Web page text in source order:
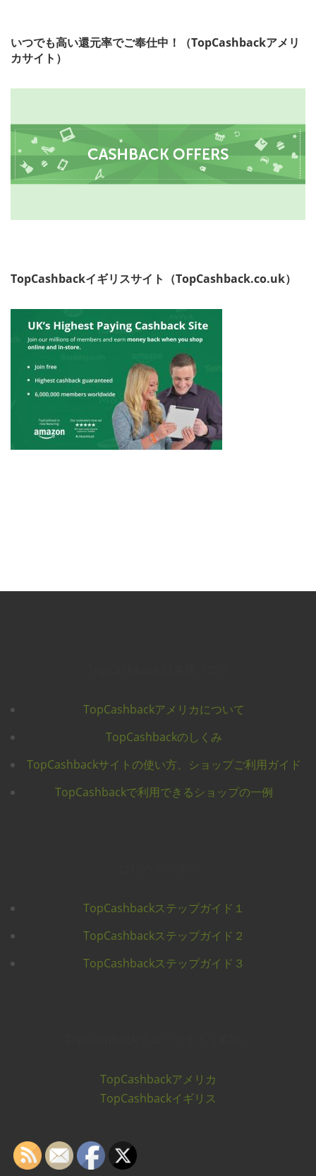
いつでも高い還元率でご奉仕中！（TopCashbackアメリ
カサイト）
TopCashbackイギリスサイト（TopCashback.co.uk）
TopCashbackアメリカについて
TopCashbackのしくみ
TopCashbackサイトの使い方、ショップご利用ガイド
TopCashbackで利用できるショップの一例
TopCashbackステップガイド１
TopCashbackステップガイド２
TopCashbackステップガイド３
TopCashbackアメリカ
TopCashbackイギリス